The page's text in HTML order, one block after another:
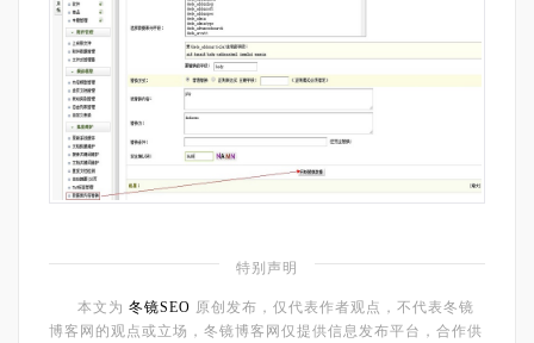
特别声明
本文为 冬镜SEO 原创发布，仅代表作者观点，不代表冬镜
博客网的观点或立场，冬镜博客网仅提供信息发布平台，合作供